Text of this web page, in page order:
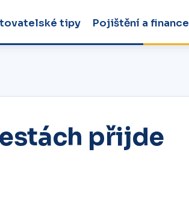
tipy Pojištění a finance
přijde